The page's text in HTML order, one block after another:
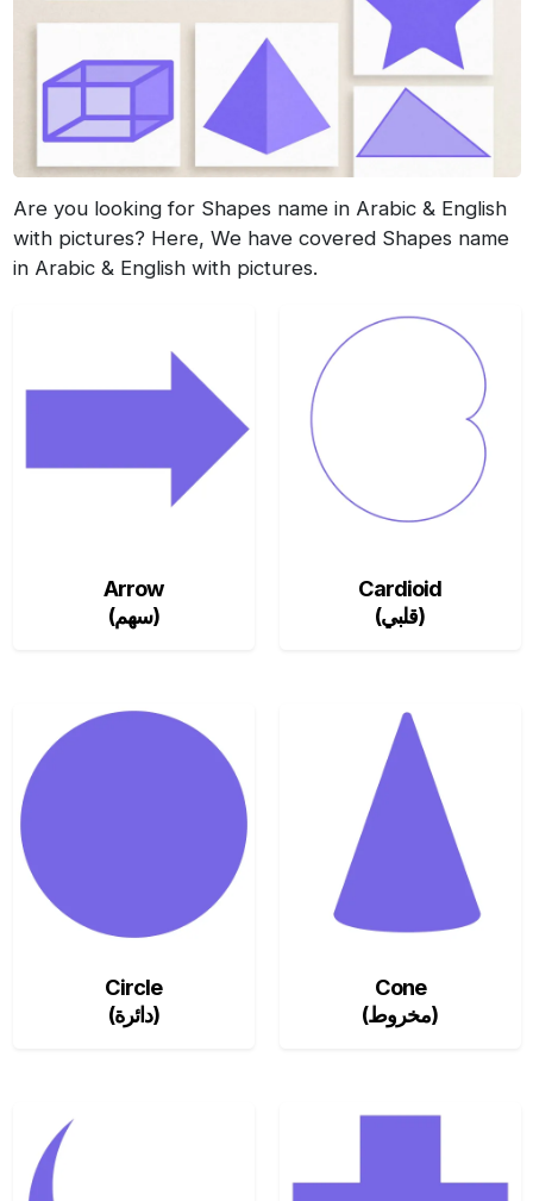
Are you looking for Shapes name in Arabic & English
with pictures? Here, We have covered Shapes name
in Arabic & English with pictures.
Arrow
(سهم)
Cardioid
(قلبي)
Circle
(دائرة)
Cone
(مخروط)